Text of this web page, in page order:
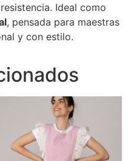
Ideal como
, pensada para maestras
y con estilo.